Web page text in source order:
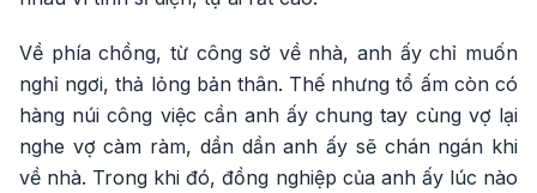
Về phía chồng, từ công sở về nhà, anh ấy chỉ muốn
nghỉ ngơi, thả lỏng bản thân. Thế nhưng tổ ấm còn có
hàng núi công việc cần anh ấy chung tay cùng vợ lại
nghe vợ càm ràm, dần dần anh ấy sẽ chán ngán khi
về nhà. Trong khi đó, đồng nghiệp của anh ấy lúc nào